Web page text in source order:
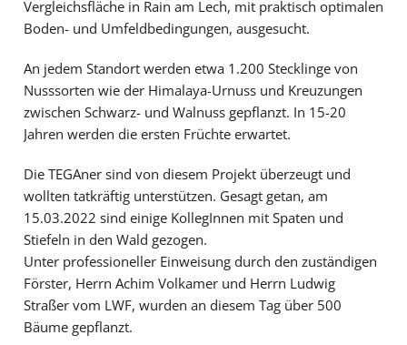
Vergleichsfläche in Rain am Lech, mit praktisch optimalen
Boden- und Umfeldbedingungen, ausgesucht.
An jedem Standort werden etwa 1.200 Stecklinge von
Nusssorten wie der Himalaya-Urnuss und Kreuzungen
zwischen Schwarz- und Walnuss gepflanzt. In 15-20
Jahren werden die ersten Früchte erwartet.
Die TEGAner sind von diesem Projekt überzeugt und
wollten tatkräftig unterstützen. Gesagt getan, am
15.03.2022 sind einige KollegInnen mit Spaten und
Stiefeln in den Wald gezogen.
Unter professioneller Einweisung durch den zuständigen
Förster, Herrn Achim Volkamer und Herrn Ludwig
Straßer vom LWF, wurden an diesem Tag über 500
Bäume gepflanzt.